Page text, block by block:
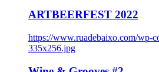
ARTBEERFEST 2022
https://www.ruadebaixo.com/wp-
335x256.jpg